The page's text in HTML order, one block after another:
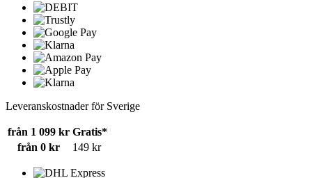
Leveranskostnader för Sverige
från 1 099 kr Gratis*
från 0 kr
149 kr